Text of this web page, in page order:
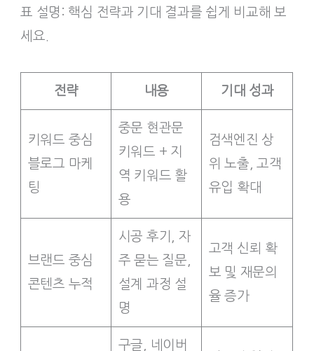
표 설명: 핵심 전략과 기대 결과를 쉽게 비교해 보
세요.
전략 내용 기대 성과
키워드 중심
블로그 마케
팅
중문 현관문
키워드 + 지
역 키워드 활
용
검색엔진 상
위 노출, 고객
유입 확대
브랜드 중심
콘텐츠 누적
시공 후기, 자
주 묻는 질문,
설계 과정 설
명
고객 신뢰 확
보 및 재문의
율 증가
구글, 네이버